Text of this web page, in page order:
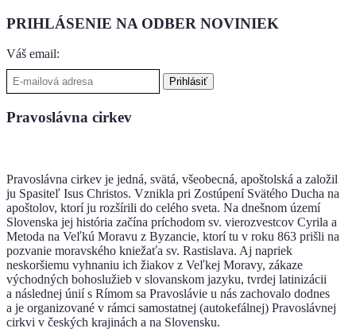
PRIHLÁSENIE NA ODBER NOVINIEK
Váš email:
Pravoslávna cirkev
Pravoslávna cirkev je jedná, svätá, všeobecná, apoštolská a založil
ju Spasiteľ Isus Christos. Vznikla pri Zostúpení Svätého Ducha na
apoštolov, ktorí ju rozšírili do celého sveta. Na dnešnom území
Slovenska jej história začína príchodom sv. vierozvestcov Cyrila a
Metoda na Veľkú Moravu z Byzancie, ktorí tu v roku 863 prišli na
pozvanie moravského kniežaťa sv. Rastislava. Aj napriek
neskoršiemu vyhnaniu ich žiakov z Veľkej Moravy, zákaze
východných bohoslužieb v slovanskom jazyku, tvrdej latinizácii
a následnej únií s Rímom sa Pravoslávie u nás zachovalo dodnes
a je organizované v rámci samostatnej (autokefálnej) Pravoslávnej
cirkvi v českých krajinách a na Slovensku.